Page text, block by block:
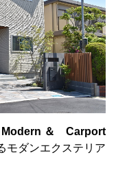
Modern ＆ Carport
モダンエクステリア